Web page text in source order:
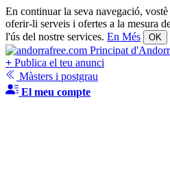
En continuar la seva navegació,
oferir-li serveis i ofertes a la mesura
l'ús del nostre services. En Més OK
+ Publica el teu anunci
Màsters i postgrau
El meu compte